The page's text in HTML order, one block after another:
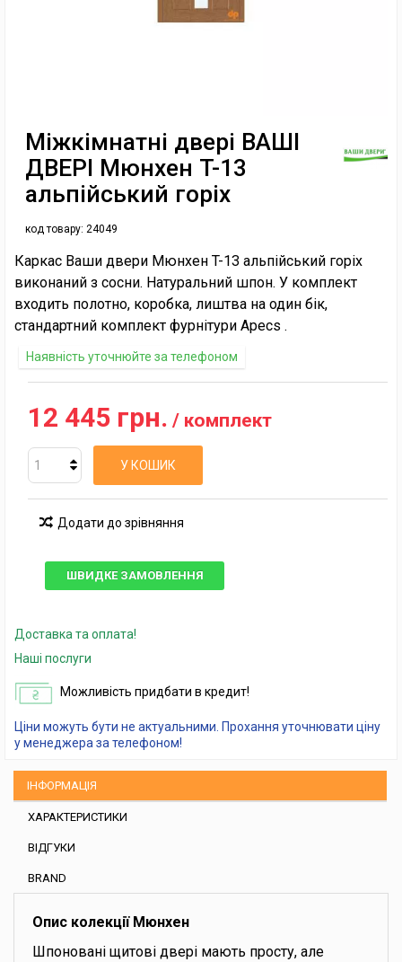
Міжкімнатні двері ВАШІ
ДВЕРІ Мюнхен T-13
альпійський горіх
код товару: 24049
Каркас Ваши двери Мюнхен T-13 альпійський горіх
виконаний з сосни. Натуральний шпон. У комплект
входить полотно, коробка, лиштва на один бік,
стандартний комплект фурнітури Apecs .
Наявність уточнюйте за телефоном
12 445 грн. / комплект
У КОШИК
Додати до зрівняння
ШВИДКЕ ЗАМОВЛЕННЯ
Доставка та оплата!
Наші послуги
Можливість придбати в кредит!
Ціни можуть бути не актуальними. Прохання уточнювати ціну
у менеджера за телефоном!
ІНФОРМАЦІЯ
ХАРАКТЕРИСТИКИ
ВІДГУКИ
BRAND
Опис колекції Мюнхен
Шпоновані щитові двері мають просту, але